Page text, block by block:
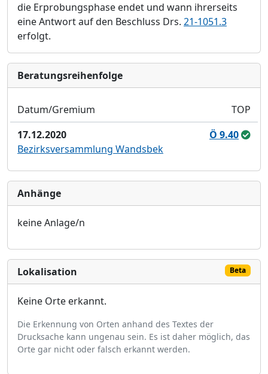
die Erprobungsphase endet und wann ihrerseits
eine Antwort auf den Beschluss Drs. 21-1051.3
erfolgt.
Bera­tungs­reihen­folge
Datum/Gremium
TOP
17.12.2020
Ö 9.40
Bezirksversammlung Wandsbek
Anhänge
keine Anlage/n
Lokalisation Beta
Keine Orte erkannt.
Die Erkennung von Orten anhand des Textes der
Drucksache kann ungenau sein. Es ist daher möglich, das
Orte gar nicht oder falsch erkannt werden.